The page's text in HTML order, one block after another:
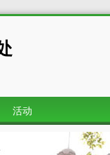
活动